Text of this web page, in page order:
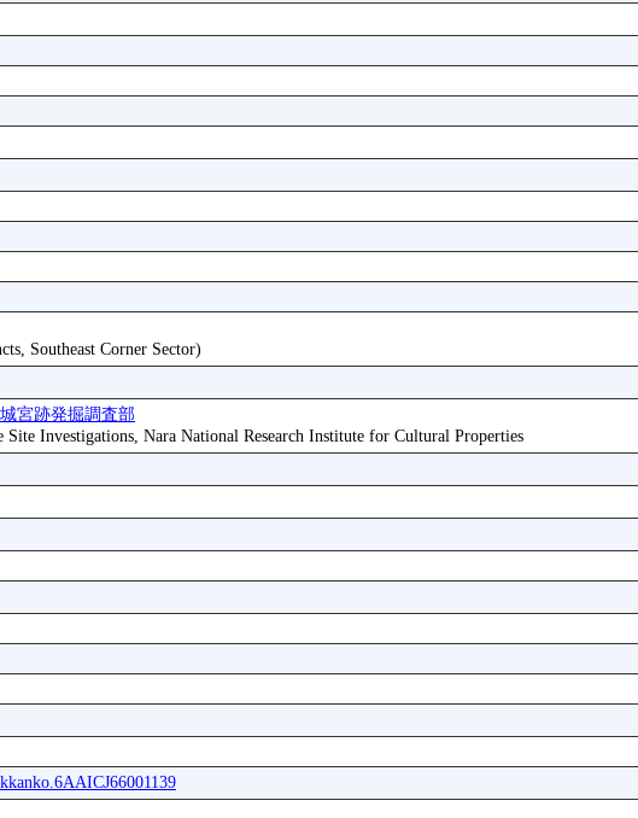
Southeast Corner Sector)
宮跡発掘調査部
Site Investigations, Nara National Research Institute for Cultural Properties